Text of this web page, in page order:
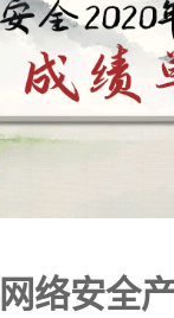
络安全